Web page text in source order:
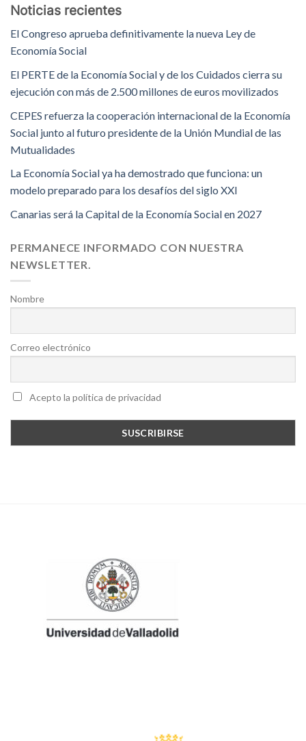
Noticias recientes
El Congreso aprueba definitivamente la nueva Ley de
Economía Social
El PERTE de la Economía Social y de los Cuidados cierra su
ejecución con más de 2.500 millones de euros movilizados
CEPES refuerza la cooperación internacional de la Economía
Social junto al futuro presidente de la Unión Mundial de las
Mutualidades
La Economía Social ya ha demostrado que funciona: un
modelo preparado para los desafíos del siglo XXI
Canarias será la Capital de la Economía Social en 2027
PERMANECE INFORMADO CON NUESTRA
NEWSLETTER.
Nombre
Correo electrónico
Acepto la política de privacidad